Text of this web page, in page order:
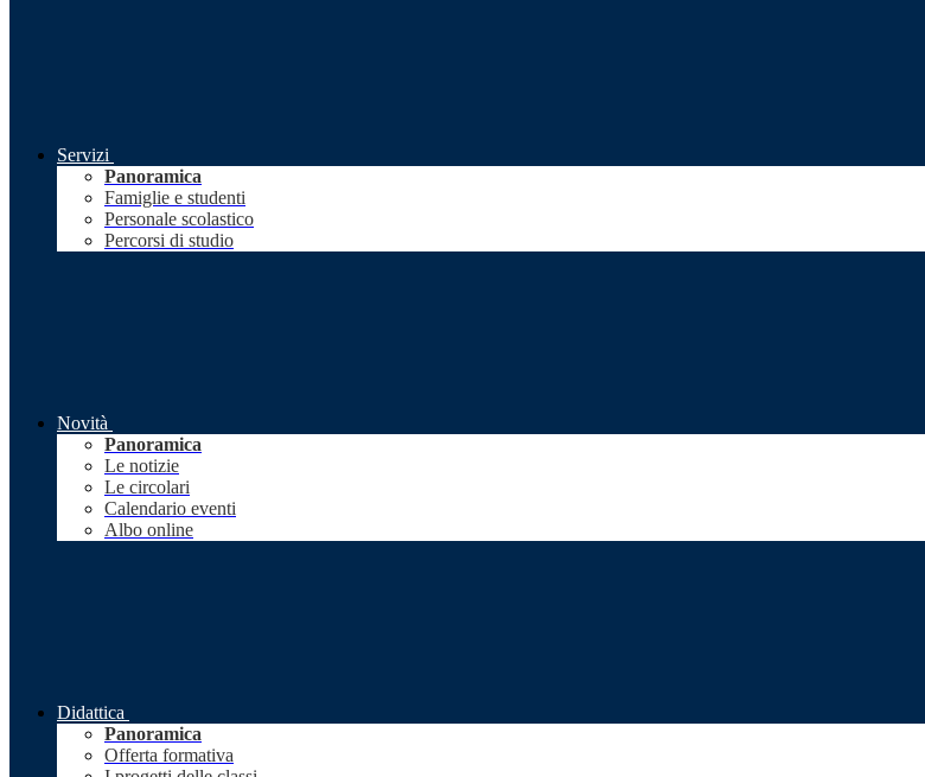
Servizi
Panoramica
Famiglie e studenti
Personale scolastico
Percorsi di studio
Novità
Panoramica
Le notizie
Le circolari
Calendario eventi
Albo online
Didattica
Panoramica
Offerta formativa